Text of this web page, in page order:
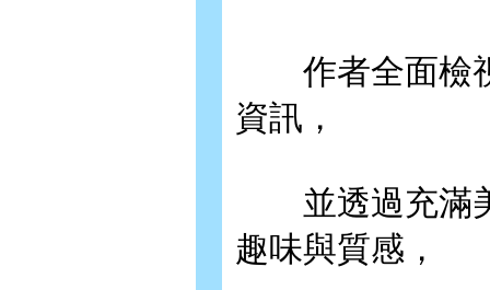
作者全面檢視
資訊，
並透過充滿美
趣味與質感，